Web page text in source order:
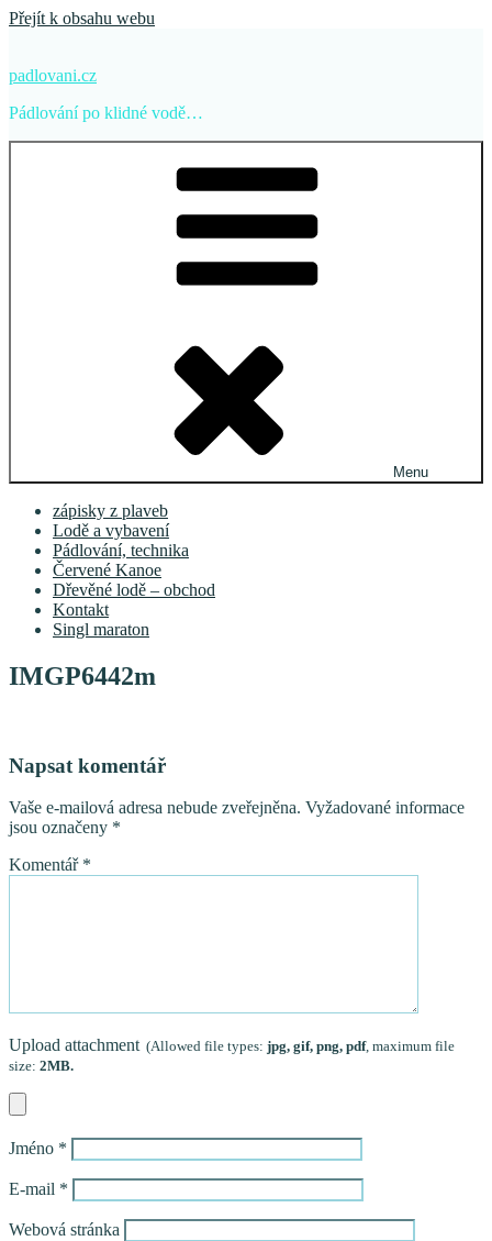
Přejít k obsahu webu
padlovani.cz
Pádlování po klidné vodě…
Menu
zápisky z plaveb
Lodě a vybavení
Pádlování, technika
Červené Kanoe
Dřevěné lodě – obchod
Kontakt
Singl maraton
IMGP6442m
Napsat komentář
Vaše e-mailová adresa nebude zveřejněna. Vyžadované informace
jsou označeny *
Komentář *
Upload attachment(Allowed file types: jpg, gif, png, pdf, maximum file
size: 2MB.
Jméno *
E-mail *
Webová stránka